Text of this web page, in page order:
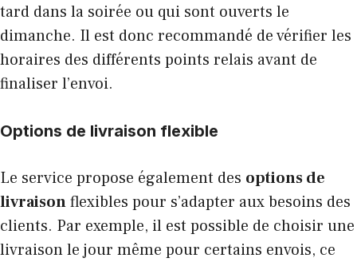
tard dans la soirée ou qui sont ouverts le
dimanche. Il est donc recommandé de vérifier les
horaires des différents points relais avant de
finaliser l’envoi.
Options de livraison flexible
Le service propose également des options de
livraisonflexibles pour s’adapter aux besoins des
clients. Par exemple, il est possible de choisir une
livraison le jour même pour certains envois, ce